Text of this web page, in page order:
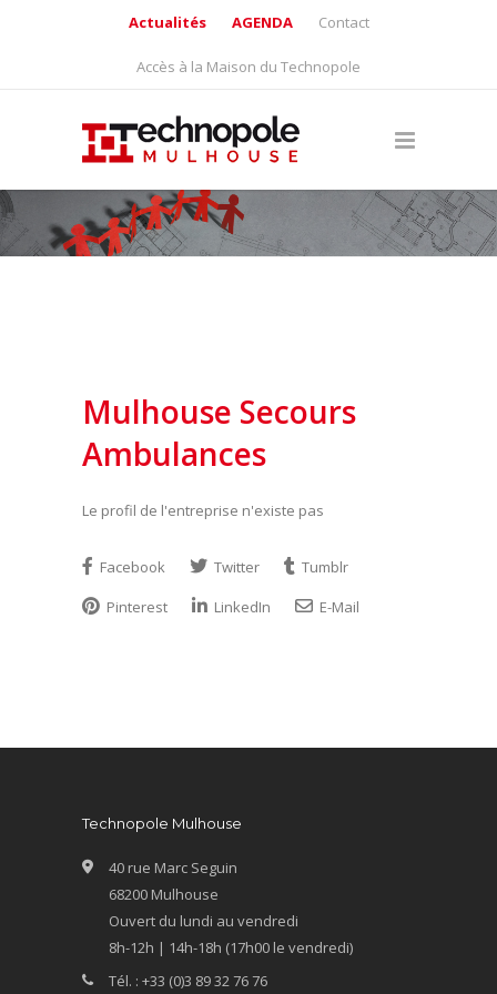
Actualités AGENDA Contact
Accès à la Maison du Technopole
Mulhouse Secours
Ambulances
Le profil de l'entreprise n'existe pas
Facebook Twitter
Tumblr
Pinterest
LinkedIn E-Mail
Technopole Mulhouse
40 rue Marc Seguin
68200 Mulhouse
Ouvert du lundi au vendredi
8h-12h | 14h-18h (17h00 le vendredi)
Tél. : +33 (0)3 89 32 76 76